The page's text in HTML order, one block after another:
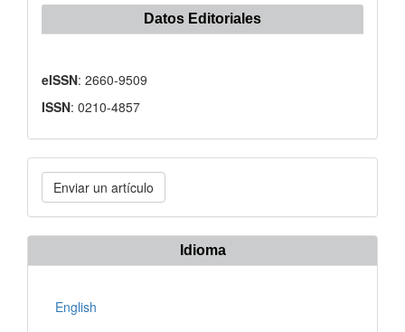
Datos Editoriales
eISSN: 2660-9509
ISSN: 0210-4857
Enviar
un
artículo
Enviar un artículo
Idioma
English